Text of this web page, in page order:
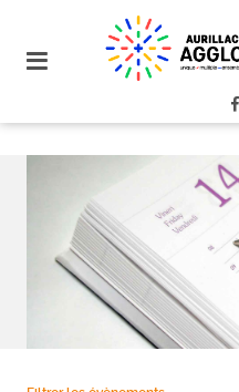
site
au